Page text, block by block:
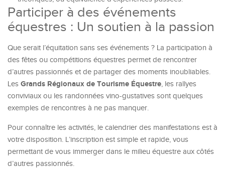
Participer à des événements
équestres : Un soutien à la passion
Que serait l’équitation sans ses événements ? La participation à
des fêtes ou compétitions équestres permet de rencontrer
d’autres passionnés et de partager des moments inoubliables.
Les Grands Régionaux de Tourisme Équestre, les rallyes
conviviaux ou les randonnées vino-gustatives sont quelques
exemples de rencontres à ne pas manquer.
Pour connaître les activités, le calendrier des manifestations est à
votre disposition. L’inscription est simple et rapide, vous
permettant de vous immerger dans le milieu équestre aux côtés
d’autres passionnés.